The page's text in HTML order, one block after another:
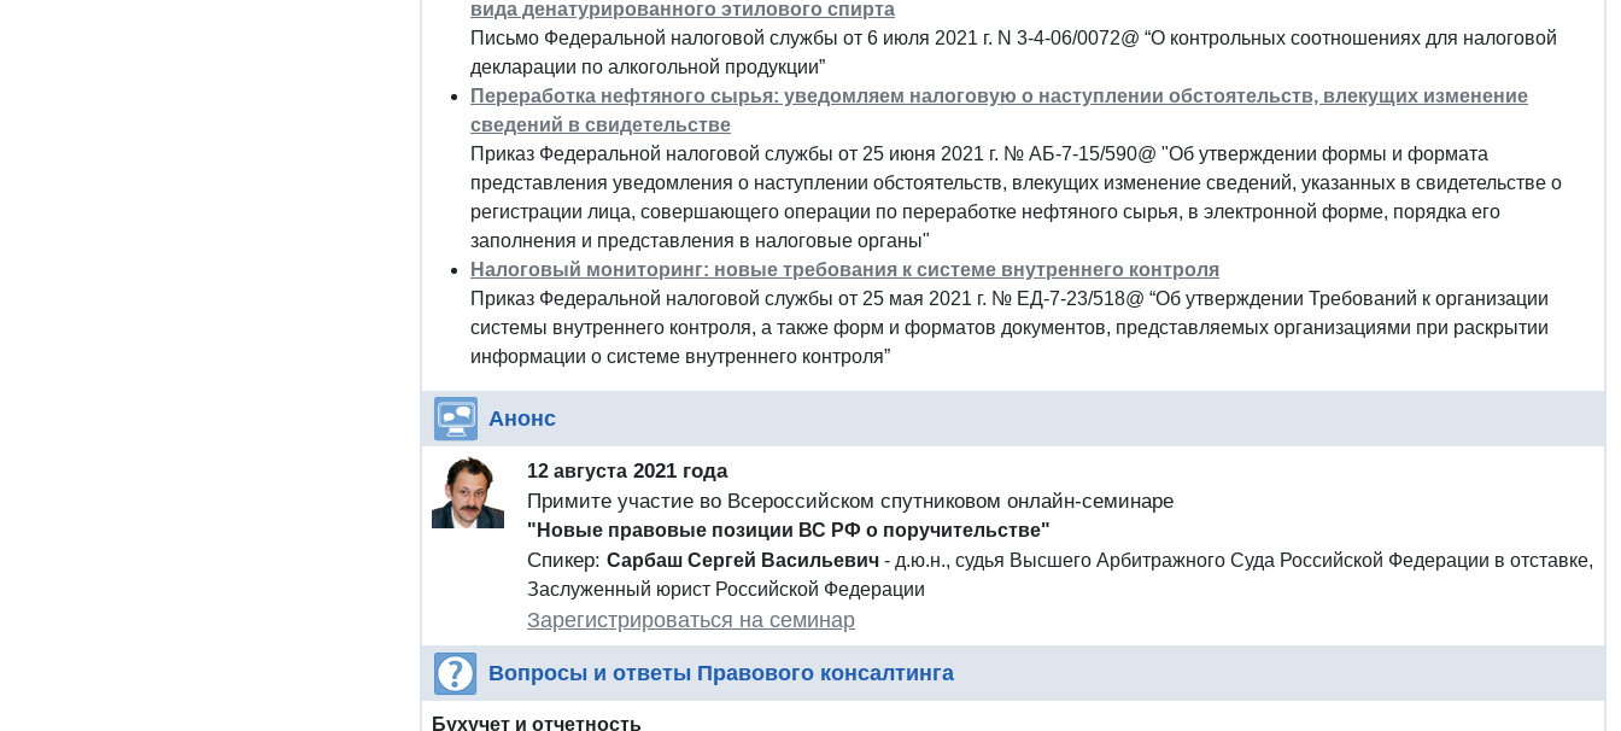
вида денатурированного этилового спирта
Письмо Федеральной налоговой службы от 6 июля 2021 г. N 3-4-06/0072@ “О контрольных соотношениях для налоговой
декларации по алкогольной продукции”
Переработка нефтяного сырья: уведомляем налоговую о наступлении обстоятельств, влекущих изменение
сведений в свидетельстве
Приказ Федеральной налоговой службы от 25 июня 2021 г. № АБ-7-15/590@ "Об утверждении формы и формата
представления уведомления о наступлении обстоятельств, влекущих изменение сведений, указанных в свидетельстве о
регистрации лица, совершающего операции по переработке нефтяного сырья, в электронной форме, порядка его
заполнения и представления в налоговые органы"
Налоговый мониторинг: новые требования к системе внутреннего контроля
Приказ Федеральной налоговой службы от 25 мая 2021 г. № ЕД-7-23/518@ “Об утверждении Требований к организации
системы внутреннего контроля, а также форм и форматов документов, представляемых организациями при раскрытии
информации о системе внутреннего контроля”
Анонс
12 августа 2021 года
Примите участие во Всероссийском спутниковом онлайн-семинаре
"Новые правовые позиции ВС РФ о поручительстве"
Спикер: Сарбаш Сергей Васильевич - д.ю.н., судья Высшего Арбитражного Суда Российской Федерации в отставке,
Заслуженный юрист Российской Федерации
Зарегистрироваться на семинар
Вопросы и ответы Правового консалтинга
Бухучет и отчетность